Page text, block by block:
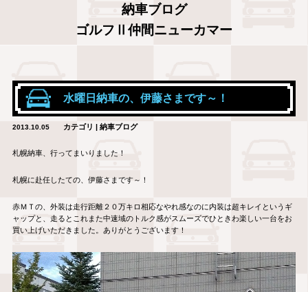
納車ブログ
ゴルフⅡ仲間ニューカマー
水曜日納車の、伊藤さまです～！
2013.10.05 カテゴリ | 納車ブログ
札幌納車、行ってまいりました！
札幌に赴任したての、伊藤さまです～！
赤ＭＴの、外装は走行距離２０万キロ相応なやれ感なのに内装は超キレイというギ
ャップと、走るとこれまた中速域のトルク感がスムーズでひときわ楽しい一台をお
買い上げいただきました。ありがとうございます！